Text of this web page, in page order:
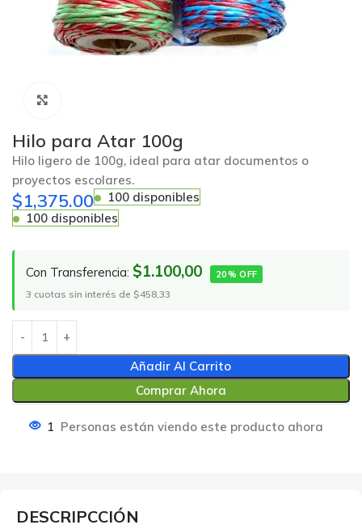
Hilo para Atar 100g
Hilo ligero de 100g, ideal para atar documentos o
proyectos escolares.
$1,375.00
100 disponibles
100 disponibles
Con Transferencia: $1.100,00 20% OFF
3 cuotas sin interés de $458,33
Añadir Al Carrito
Comprar Ahora
1 Personas están viendo este producto ahora
DESCRIPCCIÓN